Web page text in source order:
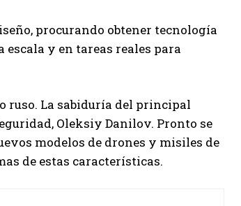
procurando obtener tecnología
escala y en tareas reales para
ruso. La sabiduría del principal
Oleksiy Danilov. Pronto se
modelos de drones y misiles de
de estas características.